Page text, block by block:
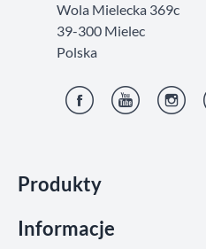
Produkty
Informacje
Wola Mielecka 369c
39-300 Mielec
Polska